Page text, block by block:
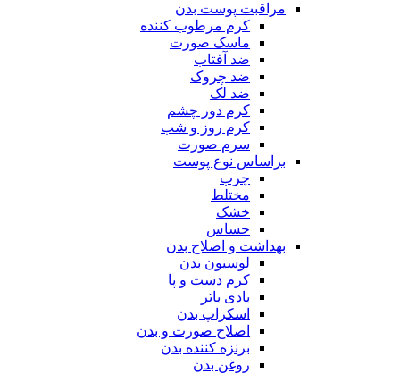
مراقبت پوست بدن
کرم مرطوب کننده
ماسک صورت
ضد آفتاب
ضد چروک
ضد لک
کرم دور چشم
کرم روز و شب
سرم صورت
براساس نوع پوست
چرب
مختلط
خشک
حساس
بهداشت و اصلاح بدن
لوسیون بدن
کرم دست و پا
بادی باتر
اسکراپ بدن
اصلاح صورت و بدن
برنزه کننده بدن
روغن بدن